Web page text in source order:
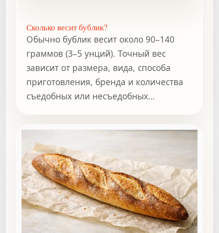
Сколько весит бублик?
Обычно бублик весит около 90–140
граммов (3–5 унций). Точный вес
зависит от размера, вида, способа
приготовления, бренда и количества
съедобных или несъедобных